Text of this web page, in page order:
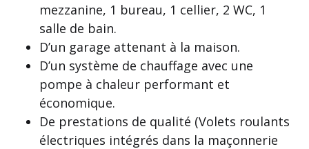
mezzanine, 1 bureau, 1 cellier, 2 WC, 1
salle de bain.
D’un garage attenant à la maison.
D’un système de chauffage avec une
pompe à chaleur performant et
économique.
De prestations de qualité (Volets roulants
électriques intégrés dans la maçonnerie